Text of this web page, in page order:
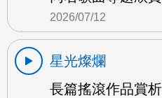
2026/07/12
星光燦爛
長篇搖滾作品賞